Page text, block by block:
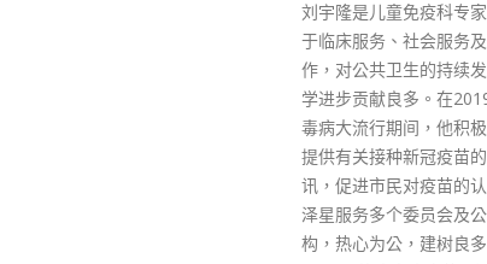
月因于前年8.18非法集
定参与未经批准集结罪
狱11个月，缓刑2年。
read more